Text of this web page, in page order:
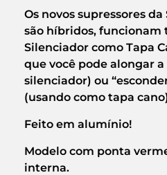
Os novos supressores da
são híbridos, funcionam
Silenciador como Tapa
que você pode alongar
silenciador) ou
(usando como tapa
Feito em alumínio!
Modelo com ponta
interna.